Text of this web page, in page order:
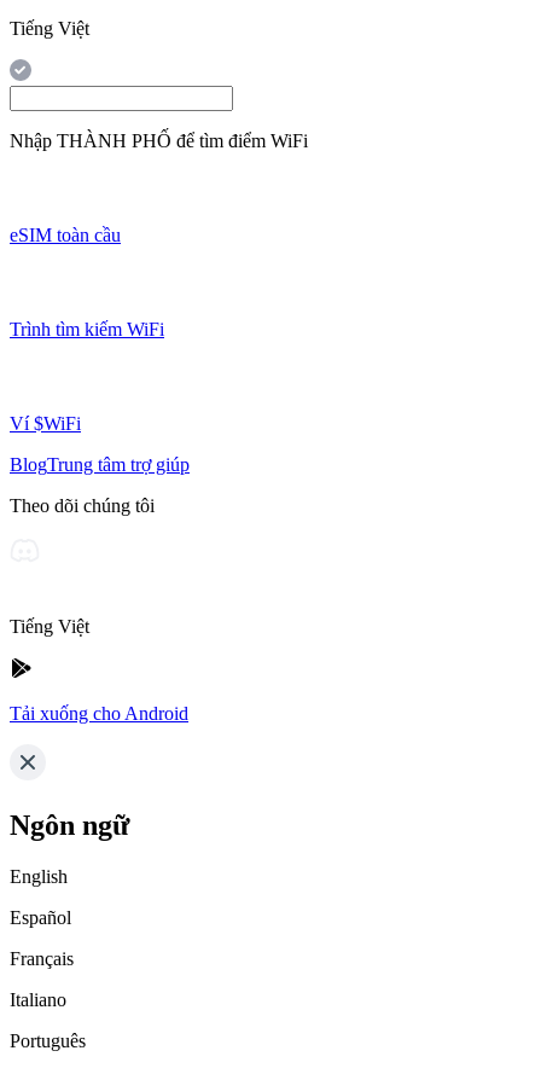
Tiếng Việt
Nhập THÀNH PHỐ để tìm điểm WiFi
eSIM toàn cầu
Trình tìm kiếm WiFi
Ví $WiFi
BlogTrung tâm trợ giúp
Theo dõi chúng tôi
Tiếng Việt
Tải xuống cho Android
Ngôn ngữ
English
Español
Français
Italiano
Português